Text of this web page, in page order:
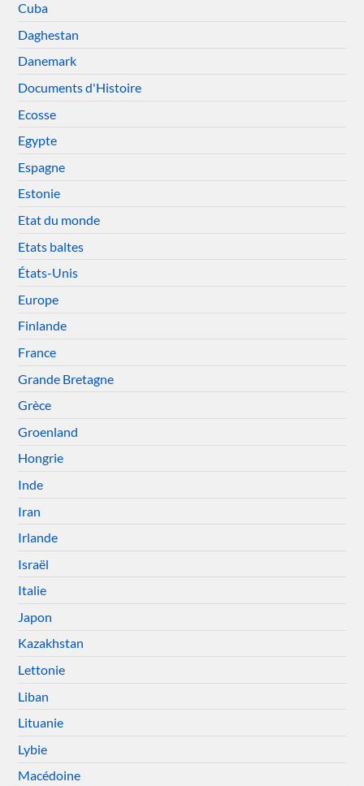
Cuba
Daghestan
Danemark
Documents d'Histoire
Ecosse
Egypte
Espagne
Estonie
Etat du monde
Etats baltes
États-Unis
Europe
Finlande
France
Grande Bretagne
Grèce
Groenland
Hongrie
Inde
Iran
Irlande
Israël
Italie
Japon
Kazakhstan
Lettonie
Liban
Lituanie
Lybie
Macédoine